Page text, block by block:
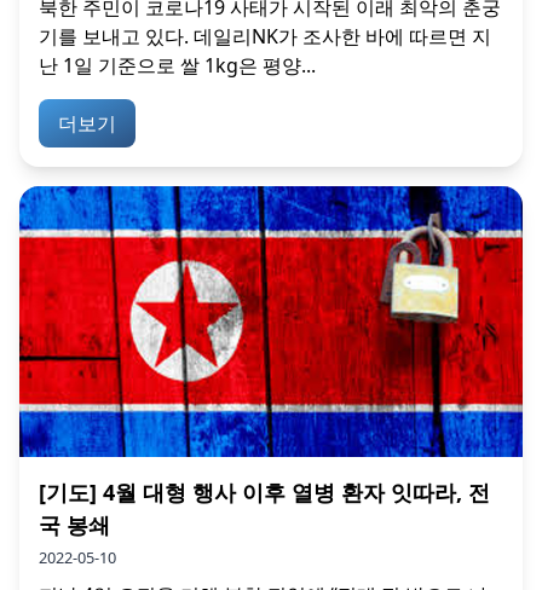
북한 주민이 코로나19 사태가 시작된 이래 최악의 춘궁
기를 보내고 있다. 데일리NK가 조사한 바에 따르면 지
난 1일 기준으로 쌀 1kg은 평양...
더보기
[기도] 4월 대형 행사 이후 열병 환자 잇따라, 전
국 봉쇄
2022-05-10